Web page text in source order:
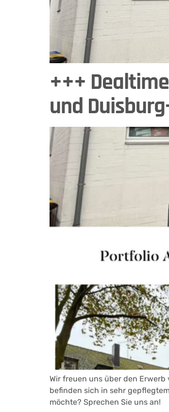
+++
und
Wir freuen uns über den
befinden sich in sehr
möchte? Sprechen Sie uns an!